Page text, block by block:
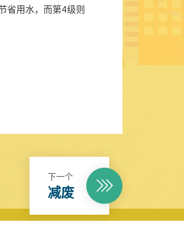
省用水，而第4级则
下一个
减废